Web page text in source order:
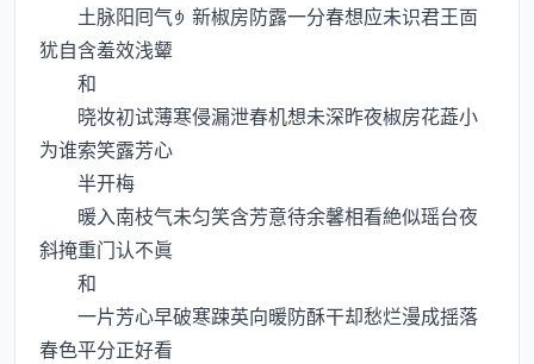
土脉阳囘气新椒房防露一分春想应未识君王靣
犹自含羞效浅颦
和
晓妆初试薄寒侵漏泄春机想未深昨夜椒房花蕋小
为谁索笑露芳心
半开梅
暖入南枝气未匀笑含芳意待余馨相看絶似瑶台夜
斜掩重门认不眞
和
一片芳心早破寒踈英向暖防酥干却愁烂漫成揺落
春色平分正好看